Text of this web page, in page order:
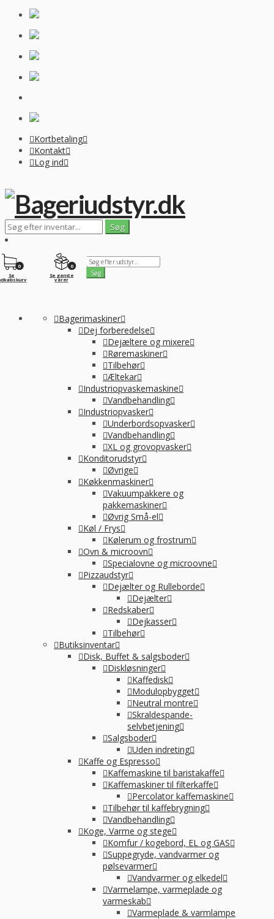
Kortbetaling
Kontakt
Log ind
0
Se gemte
varer
0
Se
Bagerimaskiner
Dej forberedelse
Dejæltere og mixere
Røremaskiner
Tilbehør
Æltekar
Industriopvaskemaskine
Vandbehandling
Industriopvasker
Underbordsopvasker
Vandbehandling
XL og grovopvasker
Konditorudstyr
Øvrige
Køkkenmaskiner
Vakuumpakkere og
pakkemaskiner
Øvrig Små-el
Køl / Frys
Kølerum og frostrum
Ovn & microovn
Specialovne og microovne
Pizzaudstyr
Dejælter og Rulleborde
Dejælter
Redskaber
Dejkasser
Tilbehør
Butiksinventar
Disk, Buffet & salgsboder
Diskløsninger
Kaffedisk
Modulopbygget
Neutral montre
Skraldespande-
selvbetjening
Salgsboder
Uden indreting
Kaffe og Espresso
Kaffemaskine til baristakaffe
Kaffemaskiner til filterkaffe
Percolator kaffemaskine
Tilbehør til kaffebrygning
Vandbehandling
Koge, Varme og stege
Komfur / kogebord, EL og GAS
Suppegryde, vandvarmer og
pølsevarmer
Vandvarmer og elkedel
Varmelampe, varmeplade og
varmeskab
Varmeplade & varmlampe